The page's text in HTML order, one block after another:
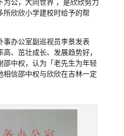
为公，大同世界 ，是欣欣努力
所欣欣小学建校时给予的帮
事办公室副巡视员李景发表
、茁壮成长、发展趋势好，
邵中权，认为「老先生为年轻
相信邵中权与欣欣在吉林一定